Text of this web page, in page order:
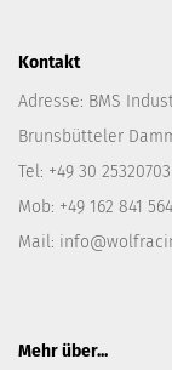
Kontakt
Adresse: BMS
Brunsbütteler
Tel: +49 30 25320703
Mob: +49 162 841
Mail:
Mehr über...